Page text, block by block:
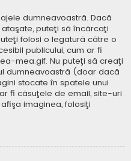
dumneavoastră. Dacă
puteţi să încărcaţi
folosi o legatură către o
publicului, cum ar fi
mea.gif. Nu puteţi să creaţi
dumneavoastră (doar dacă
stocate în spatele unui
fi căsuţele de email, site-uri
imaginea, folosiţi